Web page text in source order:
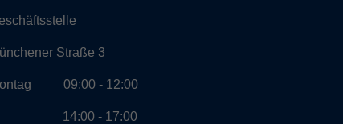
Straße 3
09:00 - 12:00
- 17:00